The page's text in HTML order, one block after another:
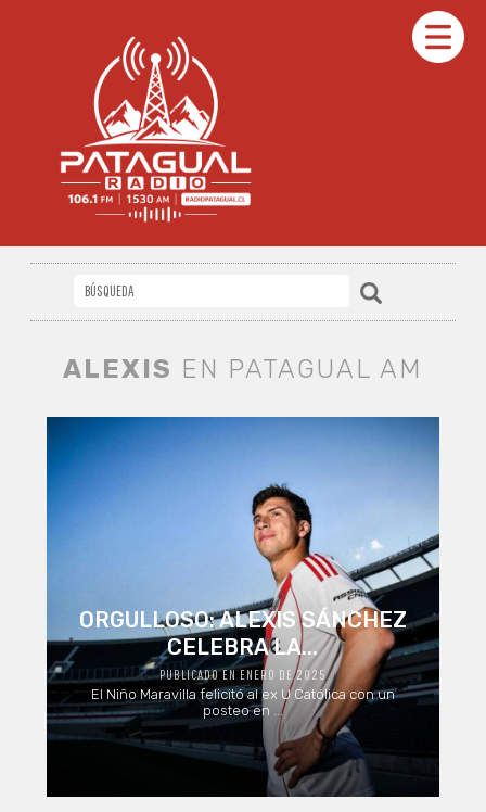
ALEXIS EN PATAGUAL AM
ORGULLOSO: ALEXIS SÁNCHEZ
CELEBRA LA...
PUBLICADO EN ENERO DE 2025
El Niño Maravilla felicitó al ex U Católica con un
posteo en ...